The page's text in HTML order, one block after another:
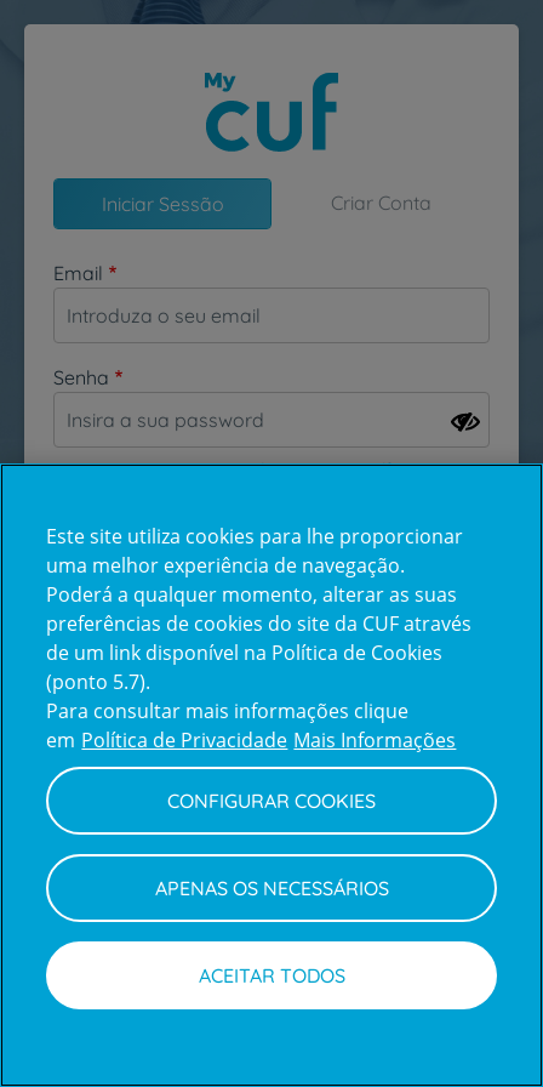
Passar para o conteúdo principal
Iniciar Sessão Criar Conta
Email
Senha
Esqueceu-se da sua password?
Inicie sessão com a Apple
Centro de Apoio ao Cliente | Política de Privacidade e Cookies
Este site utiliza cookies para lhe proporcionar
uma melhor experiência de navegação.
Poderá a qualquer momento, alterar as suas
preferências de cookies do site da CUF através
de um link disponível na Política de Cookies
(ponto 5.7).
Para consultar mais informações clique
em Política de Privacidade Mais Informações
CONFIGURAR COOKIES
APENAS OS NECESSÁRIOS
ACEITAR TODOS